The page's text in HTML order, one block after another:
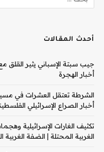
أحدث المقالات
جيب سبتة الإسباني يثير القلق
أخبار الهجرة
الشرطة تعتقل العشرات في
أخبار الصراع الإسرائيلي
تكثيف الغارات الإسرائيلية
الغربية المحتلة | الضفة الغربية